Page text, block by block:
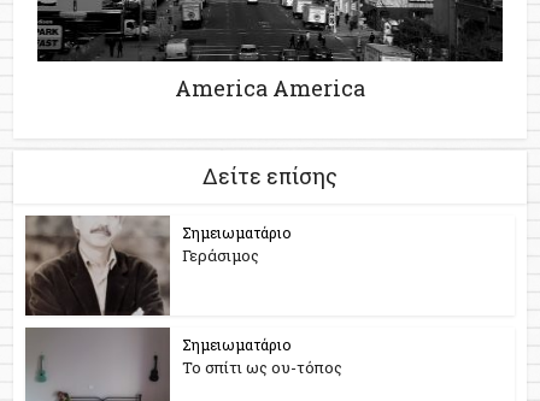
America America
Δείτε επίσης
Σημειωματάριο
Γεράσιμος
Σημειωματάριο
Το σπίτι ως ου-τόπος